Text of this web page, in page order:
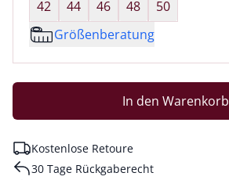
42
44 46 48
50
Größenberatung
In den Warenkorb
Kostenlose Retoure
30 Tage Rückgaberecht